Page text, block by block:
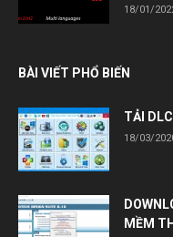
18/01/
BÀI VIẾT PHỔ BIẾN
TẢI
18/03/
MỀM